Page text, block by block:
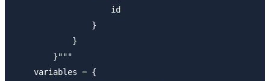
                    id
                }
            }
        }"""
    variables = {